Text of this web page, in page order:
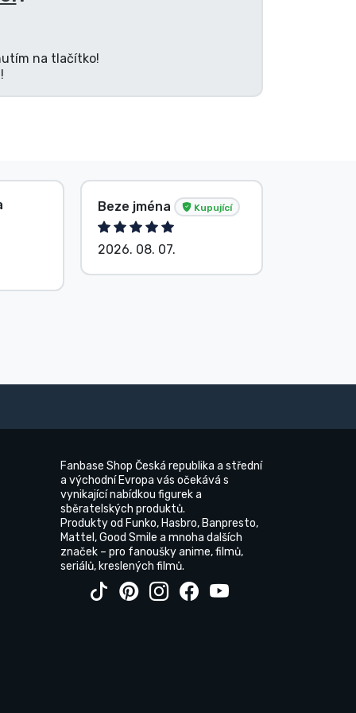
na tlačítko!
Beze jména Kupující
2026. 08. 07.
Fanbase Shop Česká republika a střední
a východní Evropa vás očekává s
vynikající nabídkou figurek a
sběratelských produktů.
Produkty od Funko, Hasbro, Banpresto,
Mattel, Good Smile a mnoha dalších
značek – pro fanoušky anime, filmů,
seriálů, kreslených filmů.